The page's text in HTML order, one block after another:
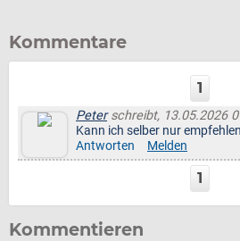
Kommentare
1
Peterschreibt, 13.05.2026
Kann ich selber nur empfehlen
Antworten
Melden
1
Kommentieren